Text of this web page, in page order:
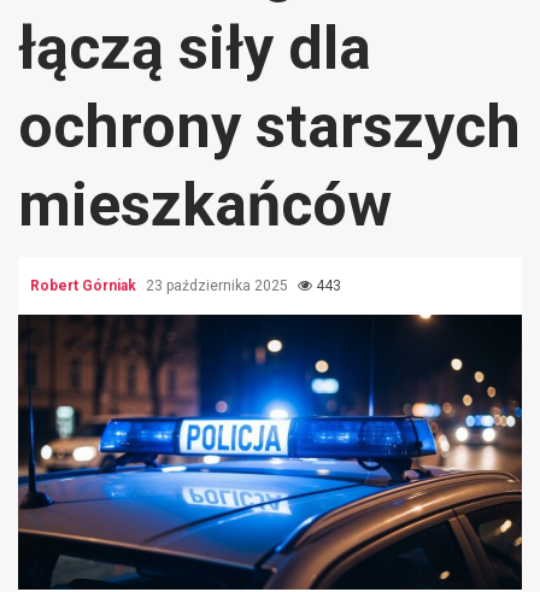
łączą siły dla
ochrony starszych
mieszkańców
Robert Górniak 23 października 2025 443